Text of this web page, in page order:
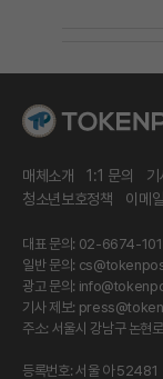
매체소개 1:1 문의 기
청소년보호정책
이메
대표 문의: 02-6674-
일반 문의:
광고 문의:
기사 제보:
주소: 서울시 강남구 논
등록번호: 서울 아 52481